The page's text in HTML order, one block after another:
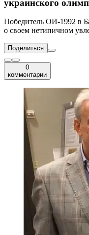
украинского
Победитель ОИ-1992 в
о своем нетипичном
Поделиться
0
комментарии